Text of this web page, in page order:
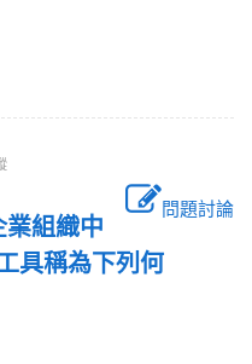
問題討論
業組織中
具稱為下列何